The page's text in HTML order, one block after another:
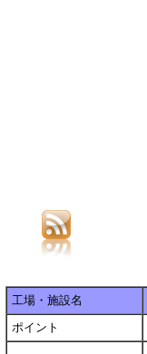
工場・施設名
ポイント